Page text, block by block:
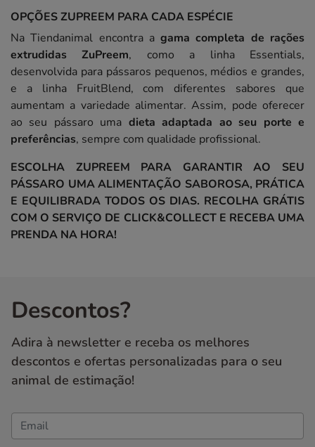
OPÇÕES ZUPREEM PARA CADA ESPÉCIE
Na Tiendanimal encontra agama completa de rações
extrudidas ZuPreem, como a linha Essentials,
desenvolvida para pássaros pequenos, médios e grandes,
e a linha FruitBlend, com diferentes sabores que
aumentam a variedade alimentar. Assim, pode oferecer
ao seu pássaro uma dieta adaptada ao seu porte e
preferências, sempre com qualidade profissional.
ESCOLHA ZUPREEM PARA GARANTIR AO SEU
PÁSSARO UMA ALIMENTAÇÃO SABOROSA, PRÁTICA
E EQUILIBRADA TODOS OS DIAS. RECOLHA GRÁTIS
COM O SERVIÇO DE CLICK&COLLECT E RECEBA UMA
PRENDA NA HORA!
Descontos?
Adira à newsletter e receba os melhores
descontos e ofertas personalizadas para o seu
animal de estimação!